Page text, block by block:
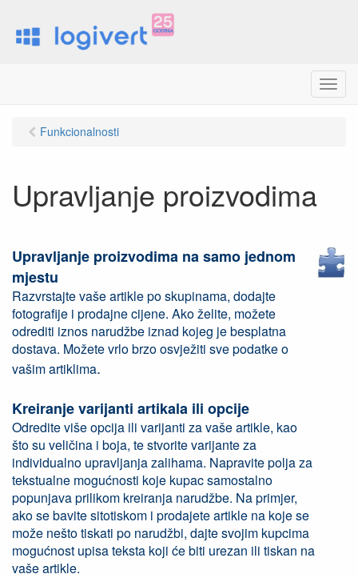
M
e
Funkcionalnosti
Upravljanje proizvodima
Upravljanje proizvodima na samo jednom
mjestu
Razvrstajte vaše artikle po skupinama, dodajte
fotografije i prodajne cijene. Ako želite, možete
odrediti iznos narudžbe iznad kojeg je besplatna
dostava. Možete vrlo brzo osvježiti sve podatke o
vašim artiklima.
Kreiranje varijanti artikala ili opcije
Odredite više opcija ili varijanti za vaše artikle, kao
što su veličina i boja, te stvorite varijante za
individualno upravljanja zalihama. Napravite polja za
tekstualne mogućnosti koje kupac samostalno
popunjava prilikom kreiranja narudžbe. Na primjer,
ako se bavite sitotiskom i prodajete artikle na koje se
može nešto tiskati po narudžbi, dajte svojim kupcima
mogućnost upisa teksta koji će biti urezan ili tiskan na
vaše artikle.